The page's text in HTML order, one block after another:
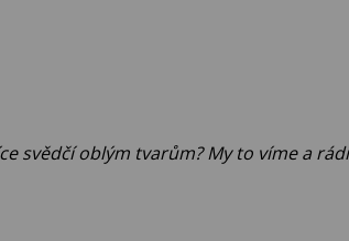
svědčí oblým tvarům? My to víme a